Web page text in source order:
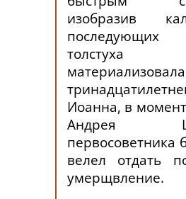
изобразив
последующих
толстуха
Иоанна, в
Андрея
первосоветника
велел отдать
умерщвление.